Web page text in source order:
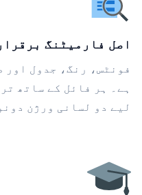
اصل فارمیٹنگ
فونٹس، رنگ، جدول اور
ہے۔ ہر فائل کے ساتھ
لیے دو لسانی ورژن